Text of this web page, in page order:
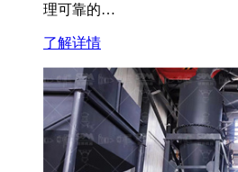
理可靠的…
了解详情